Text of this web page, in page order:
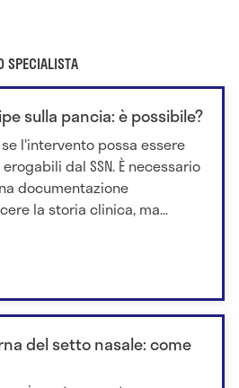
SPECIALISTA
sulla pancia: è possibile?
l'intervento possa essere
dal SSN. È necessario
documentazione
la storia clinica, ma...
del setto nasale: come